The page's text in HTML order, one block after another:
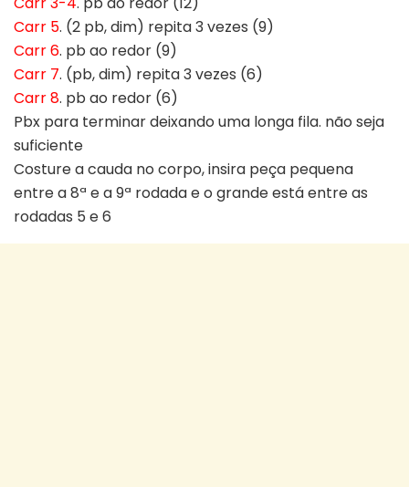
Carr 5. (2 pb, dim) repita 3 vezes (9)
Carr 6. pb ao redor (9)
Carr 7. (pb, dim) repita 3 vezes (6)
Carr 8. pb ao redor (6)
Pbx para terminar deixando uma longa fila. não seja
suficiente
Costure a cauda no corpo, insira peça pequena
entre a 8ª e a 9ª rodada e o grande está entre as
rodadas 5 e 6